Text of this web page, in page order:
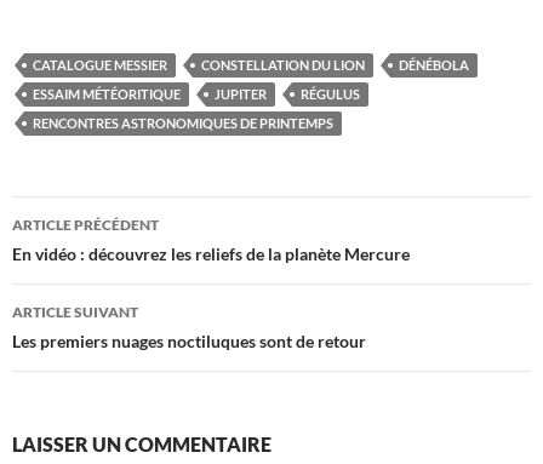
CATALOGUE MESSIER CONSTELLATION DU LION
DÉNÉBOLA
ESSAIM MÉTÉORITIQUE
JUPITER
RÉGULUS
RENCONTRES ASTRONOMIQUES DE PRINTEMPS
Navigation
des
articles
ARTICLE PRÉCÉDENT
En vidéo : découvrez les reliefs de la planète Mercure
ARTICLE SUIVANT
Les premiers nuages noctiluques sont de retour
LAISSER UN COMMENTAIRE